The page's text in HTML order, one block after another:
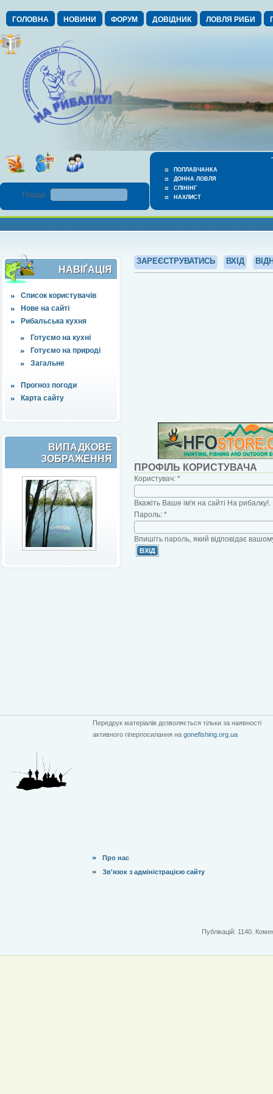
ГОЛОВНА НОВИНИ ФОРУМ ДОВІДНИК ЛОВЛЯ РИБИ
ПОПЛАВЧАНКА
ДОННА ЛОВЛЯ
СПІНІНГ
НАХЛИСТ
Пошук :
НАВІҐАЦІЯ
Список користувачів
Нове на сайті
Рибальська кухня
Готуємо на кухні
Готуємо на природі
Загальне
Прогноз погоди
Карта сайту
ВИПАДКОВЕ
ЗОБРАЖЕННЯ
ЗАРЕЄСТРУВАТИСЬ ВХІД
ПРОФІЛЬ КОРИСТУВАЧА
Користувач: *
Вкажіть Ваше ім'я на сайті На рибалку!.
Пароль: *
Впишіть пароль, який відповідає
Передрук матеріалів дозволяється тільки за наявності
активного гіперпосилання на gonefishing.org.ua
Про нас
Зв'язок з адміністрацією сайту
Публікацій: 1140.